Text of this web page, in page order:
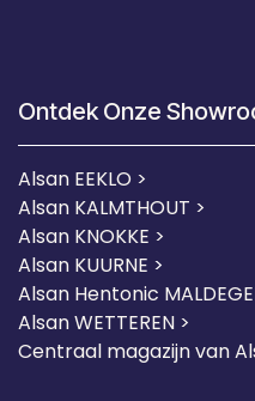
Ontdek Onze
Alsan EEKLO >
Alsan KALMTHOUT >
Alsan KNOKKE >
Alsan KUURNE >
Alsan Hentonic
Alsan WETTEREN >
Centraal magazijn van